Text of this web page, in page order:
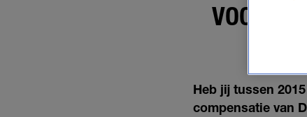
VOOR
Heb jij tussen
compensatie van